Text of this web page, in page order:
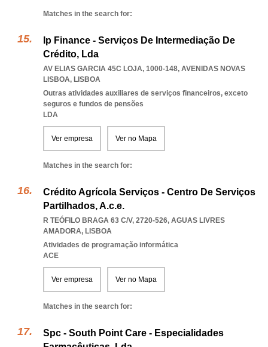
Matches in the search for:
Ip Finance - Serviços De Intermediação De
Crédito, Lda
AV ELIAS GARCIA 45C LOJA, 1000-148, AVENIDAS NOVAS
LISBOA, LISBOA
Outras atividades auxiliares de serviços financeiros, exceto
seguros e fundos de pensões
LDA
Ver empresa Ver no Mapa
Matches in the search for:
Crédito Agrícola Serviços - Centro De Serviços
Partilhados, A.c.e.
R TEÓFILO BRAGA 63 C/V, 2720-526, AGUAS LIVRES
AMADORA, LISBOA
Atividades de programação informática
ACE
Ver empresa Ver no Mapa
Matches in the search for:
Spc - South Point Care - Especialidades